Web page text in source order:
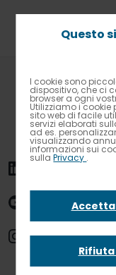
Contrasto
Briciole
pane
Home News
4:
Iniziative no
Questo
I cookie sono
dispositivo, che ci
browser a ogni
Utilizziamo i cookie
sito web di facile
servizi elaborati
ad es.
visualizzando
informazioni sui
sullaPrivacy .